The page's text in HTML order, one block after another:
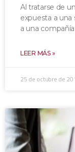
Al tratarse de
expuesta a una
a una
LEER MÁS »
25 de octubre de